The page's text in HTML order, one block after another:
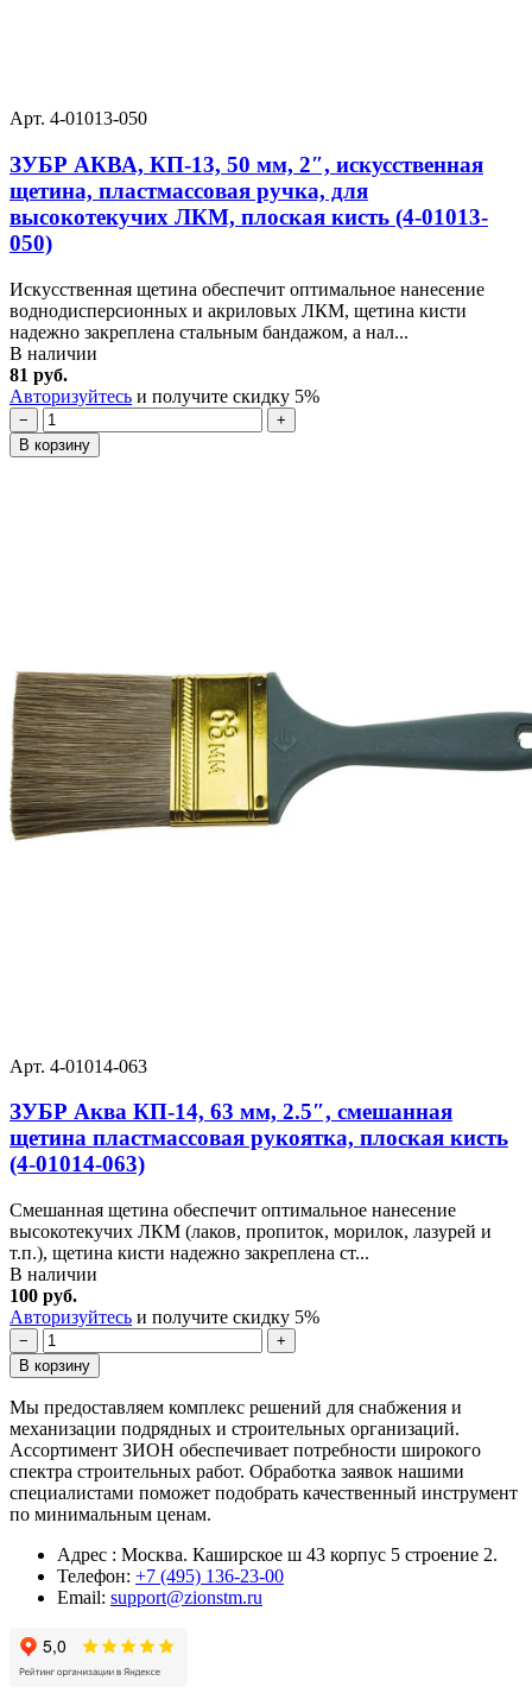
Арт. 4-01013-050
ЗУБР АКВА, КП-13, 50 мм, 2″, искусственная
щетина, пластмассовая ручка, для
высокотекучих ЛКМ, плоская кисть (4-01013-
050)
Искусственная щетина обеспечит оптимальное нанесение
воднодисперсионных и акриловых ЛКМ, щетина кисти
надежно закреплена стальным бандажом, а нал...
В наличии
81 руб.
Авторизуйтесь и получите скидку 5%
−
+
В корзину
Арт. 4-01014-063
ЗУБР Аква КП-14, 63 мм, 2.5″, смешанная
щетина пластмассовая рукоятка, плоская кисть
(4-01014-063)
Смешанная щетина обеспечит оптимальное нанесение
высокотекучих ЛКМ (лаков, пропиток, морилок, лазурей и
т.п.), щетина кисти надежно закреплена ст...
В наличии
100 руб.
Авторизуйтесь и получите скидку 5%
−
+
В корзину
Мы предоставляем комплекс решений для снабжения и
механизации подрядных и строительных организаций.
Ассортимент ЗИОН обеспечивает потребности широкого
спектра строительных работ. Обработка заявок нашими
специалистами поможет подобрать качественный инструмент
по минимальным ценам.
Адрес : Москва. Каширское ш 43 корпус 5 строение 2.
Телефон: +7 (495) 136-23-00
Email: support@zionstm.ru